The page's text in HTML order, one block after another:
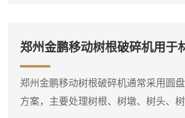
成粗碎料，便于后续储存、输送和燃
型料场连续处理场景，JPE6000大型
直径可参考2800mm，处理能力约30
适...
郑州金鹏移动树根破碎机用于
碎处理
郑州金鹏移动树根破碎机通常采用圆
方案，主要处理树根、树墩、树头、